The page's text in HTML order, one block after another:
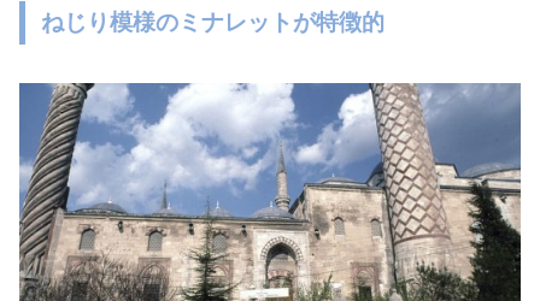
ねじり模様のミナレットが特徴的